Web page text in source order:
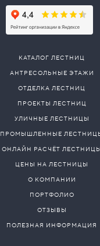
КАТАЛОГ ЛЕСТНИЦ
АНТРЕСОЛЬНЫЕ ЭТАЖИ
ОТДЕЛКА ЛЕСТНИЦ
ПРОЕКТЫ ЛЕСТНИЦ
УЛИЧНЫЕ ЛЕСТНИЦЫ
ПРОМЫШЛЕННЫЕ
ОНЛАЙН РАСЧЁТ ЛЕСТНИЦЫ
ЦЕНЫ НА ЛЕСТНИЦЫ
О КОМПАНИИ
ПОРТФОЛИО
ОТЗЫВЫ
ПОЛЕЗНАЯ ИНФОРМАЦИЯ